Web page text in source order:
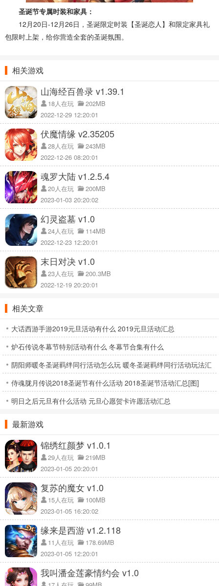
圣诞节专属时装和家具：
12月20日-12月26日，圣诞限定时装【圣诞恋人】和限定家具礼
包限时上架，给你营造全套的圣诞氛围。
相关游戏
山海经百兽录 v1.39.1
18人在玩
202MB
2022-12-29 12:20:01
伏魔情缘 v2.35205
28人在玩
243MB
2022-12-26 08:20:01
魂罗大陆 v1.2.5.4
20人在玩
200MB
2023-01-03 20:20:02
幻灵盗墓 v1.0
24人在玩
114MB
2022-12-23 12:20:01
末日对决 v1.0
23人在玩
200.3MB
2022-12-19 20:20:01
相关文章
大话西游手游2019元旦活动有什么 2019元旦活动汇总
炉石传说冬幕节特别活动有什么 冬幕节合集有什么
阴阳师暖冬圣诞羁绊同行活动怎么玩 暖冬圣诞羁绊同行活动玩法汇
总
侍魂胧月传说2018圣诞节有什么活动 2018圣诞节活动汇总[图]
明日之后元旦有什么活动 元旦心愿贺卡许愿活动汇总
最新游戏
锦绣红颜梦 v1.0.1
29人在玩
219MB
2023-01-05 20:20:01
复苏的魔女 v1.0
15人在玩
100MB
2023-01-05 16:20:02
缘来是西游 v1.2.118
11人在玩
178.69MB
2023-01-05 12:20:01
我叫潘金莲豪情约会 v1.0